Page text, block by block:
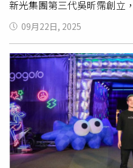
年車主購車選色趨勢，據統
色、綠色與藍色，整體以低
主。從性別偏好來看，女性
車款的原色棕，溫潤自然的
活場景；男性車生則酷愛
約的色調展現理性、沉穩的
可自然融入生活日常又突顯
主選擇的重點！Gogoro
棕色、灰色、綠色與藍色為
感、柔和、低飽和的色系最
Gogoro）●郵務士最新拍檔
新光集團第三代吳昕霈創立
早投入業者，2024年再獲
Gogoro集團。iRent早在
2016年再將服務延伸到機
車源方面，GoShare使用自
本低，換電成本也最低。反
換電的Candy電動機車，需
雖使用Many 110 EV可換電
整，多數也得由人工協助換
估機車不賺錢，換電成本比
量機車尚未折舊完畢，且基
09月22日, 2025